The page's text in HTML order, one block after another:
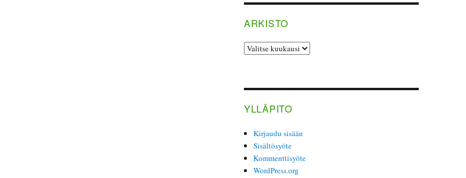
ARKISTO
ARKISTO
YLLÄPITO
Kirjaudu sisään
Sisältösyöte
Kommenttisyöte
WordPress.org